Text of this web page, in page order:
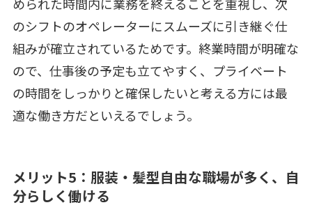
のシフトのオペレーターにスムーズに引き継ぐ仕
組みが確立されているためです。終業時間が明確な
ので、仕事後の予定も立てやすく、プライベート
の時間をしっかりと確保したいと考える方には最
適な働き方だといえるでしょう。
メリット5：服装・髪型自由な職場が多く、自
分らしく働ける